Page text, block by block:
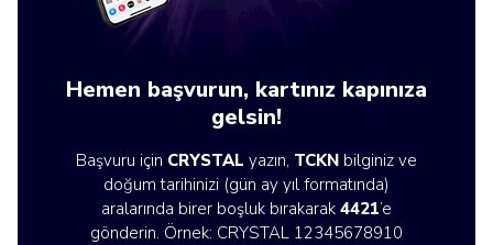
Hemen başvurun, kartınız kapınıza
gelsin!
Başvuru için CRYSTAL yazın, TCKN bilginiz ve
doğum tarihinizi (gün ay yıl formatında)
aralarında birer boşluk bırakarak 4421’e
gönderin. Örnek: CRYSTAL 12345678910